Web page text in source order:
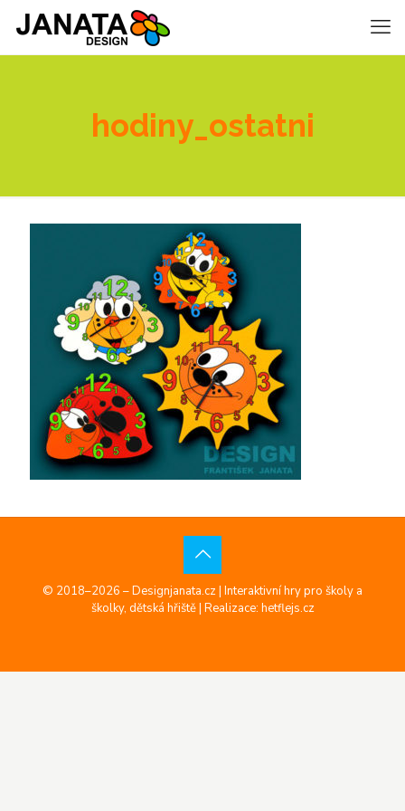
hodiny_ostatni
© 2018–2026 – Designjanata.cz | Interaktivní hry pro školy a
školky, dětská hřiště | Realizace: hetflejs.cz